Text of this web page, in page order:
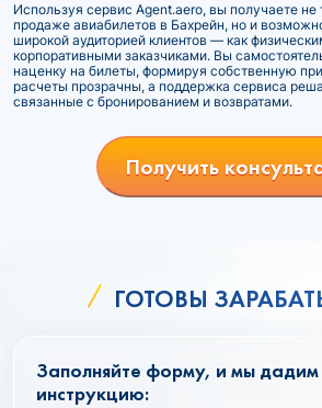
Используя сервис Agent.aero, вы получаете не
продаже авиабилетов в Бахрейн, но и
широкой аудиторией клиентов — как
корпоративными заказчиками. Вы
наценку на билеты, формируя собственную
расчеты прозрачны, а поддержка сервиса
связанные с бронированием и возвратами.
Получить
ГОТОВЫ
Заполняйте форму, и мы
инструкцию: